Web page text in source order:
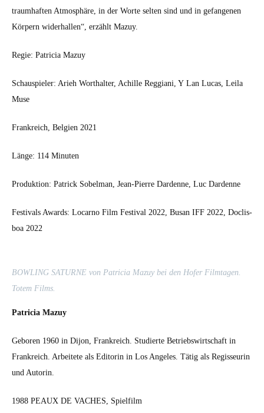
traumhaften Atmo­sphäre, in der Worte sel­ten sind und in gefan­genen
Kör­pern wider­hallen“, erzählt Mazuy.
Regie: Patri­cia Mazuy
Schaus­piel­er: Arieh Worthal­ter, Achille Reg­giani, Y Lan Lucas, Leila
Muse
Frankre­ich, Bel­gien 2021
Länge: 114 Minuten
Pro­duk­tion: Patrick Sobel­man, Jean-Pierre Dar­d­enne, Luc Dar­d­enne
Fes­ti­vals Awards: Locarno Film Fes­ti­val 2022, Busan IFF 2022, Doclis­
boa 2022
BOWLING SATURNE von Patri­cia Mazuy bei den Hofer Film­ta­gen.
Totem Films.
Patri­cia Mazuy
Geboren 1960 in Dijon, Frankre­ich. Studierte Betrieb­swirtschaft in
Frankre­ich. Arbeit­ete als Edi­torin in Los Ange­les. Tätig als Regis­seurin
und Autorin.
1988 PEAUX DE VACHES, Spielfilm